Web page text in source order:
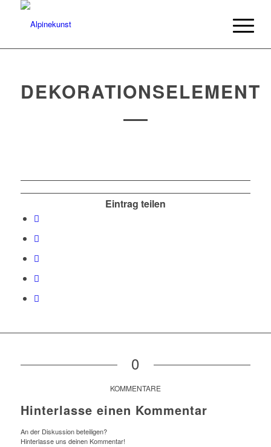
DEKORATIONSELEMENT
Eintrag teilen
0
KOMMENTARE
Hinterlasse einen Kommentar
An der Diskussion beteiligen?
Hinterlasse uns deinen Kommentar!